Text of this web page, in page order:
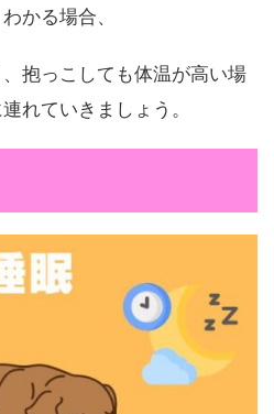
かる場合、
抱っこしても体温が高い場
れていきましょう。